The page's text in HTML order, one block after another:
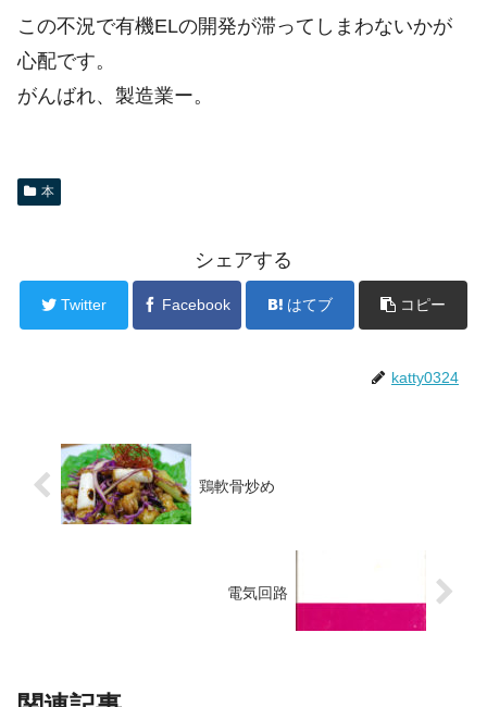
この不況で有機ELの開発が滞ってしまわないかが
心配です。
がんばれ、製造業ー。
本
シェアする
Twitter Facebook はてブ コピー
katty0324
鶏軟骨炒め
電気回路